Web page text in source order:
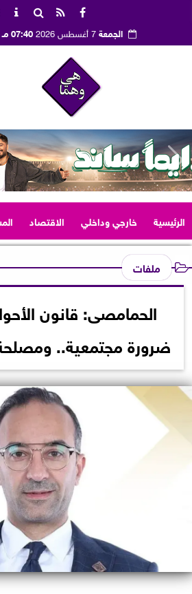
الجمعة 07:40 مـ
الرئيسية خارجي وداخلي الاقتصاد
ملفات
الحمامصى: قانون
ضرورة مجتمعية..